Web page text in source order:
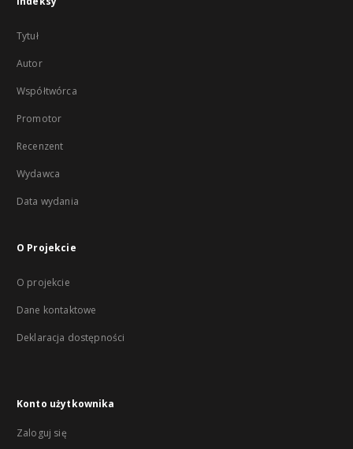
Tytuł
Autor
Współtwórca
Promotor
Recenzent
Wydawca
Data wydania
O Projekcie
O projekcie
Dane kontaktowe
Deklaracja dostępności
Konto użytkownika
Zaloguj się